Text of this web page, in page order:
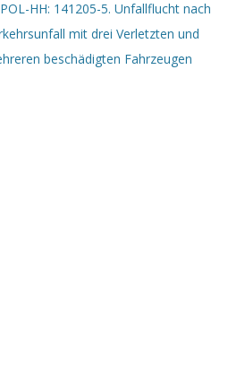
POL-HH: 141205-5. Unfallflucht nach
mit drei Verletzten und
beschädigten Fahrzeugen